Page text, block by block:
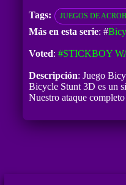
Tags: JUEGOS DE
Más en esta serie: #
Voted: #STICKBOY
Descripción: Juego
Bicycle Stunt 3D es un
Nuestro ataque